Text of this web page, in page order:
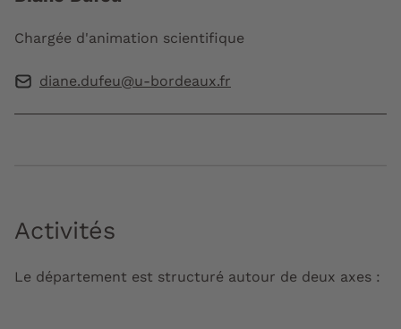
Chargée d'animation scientifique
diane.dufeu@u-bordeaux.fr
Activités
Le département est structuré autour de deux axes :